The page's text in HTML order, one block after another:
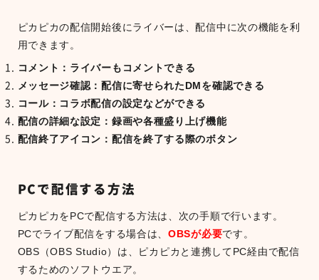
ピカピカの配信開始後にライバーは、配信中に次の機能を利
用できます。
コメント：ライバーもコメントできる
メッセージ確認：配信に寄せられたDMを確認できる
コール：コラボ配信の設定などができる
配信の詳細な設定：録画や各種盛り上げ機能
配信終了アイコン：配信を終了する際のボタン
PCで配信する方法
ピカピカをPCで配信する方法は、次の手順で行います。
PCでライブ配信をする場合は、OBSが必要です。
OBS（OBS Studio）は、ピカピカと連携してPC経由で配信
するためのソフトウエア。